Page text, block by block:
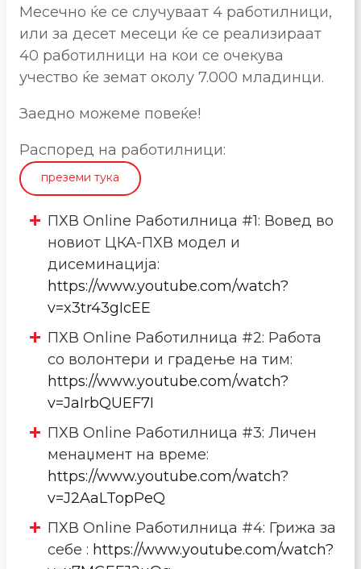
Месечно ќе се случуваат 4 работилници,
или за десет месеци ќе се реализираат
40 работилници на кои се очекува
учество ќе земат околу 7.000 младинци.
Заедно можеме повеќе!
Распоред на работилници:
преземи тука
ПХВ Online Работилница #1: Вовед во
новиот ЦКА-ПХВ модел и
дисеминацијa:
https://www.youtube.com/watch?
v=x3tr43gIcEE
ПХВ Online Работилница #2: Работа
со волонтери и градење на тим:
https://www.youtube.com/watch?
v=JaIrbQUEF7I
ПХВ Online Работилница #3: Личен
менаџмент на време:
https://www.youtube.com/watch?
v=J2AaLTopPeQ
ПХВ Online Работилница #4: Грижа за
себе : https://www.youtube.com/watch?